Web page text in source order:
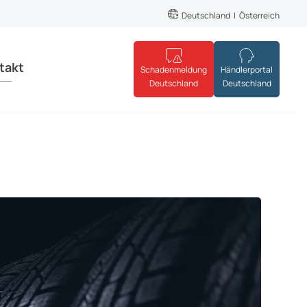
Deutschland Österreich
Händlerportal
Deutschland
Schadenmeldung
Deutschland